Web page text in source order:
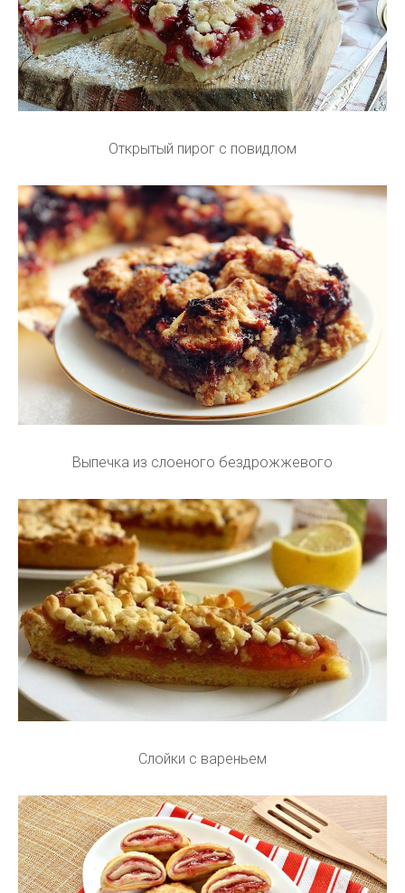
Открытый пирог с повидлом
Выпечка из слоеного бездрожжевого
Слойки с вареньем